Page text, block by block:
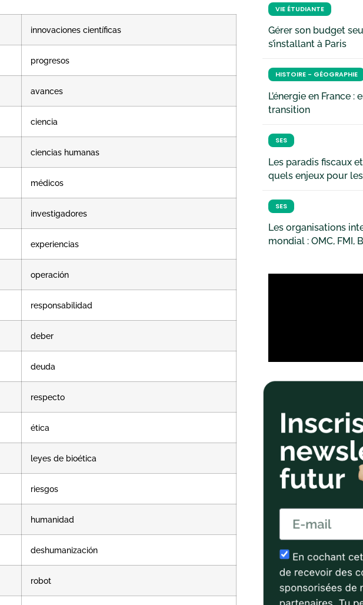
innovaciones científicas
progresos
avances
ciencia
ciencias humanas
médicos
investigadores
experiencias
operación
responsabilidad
deber
deuda
respecto
ética
leyes de bioética
riesgos
humanidad
deshumanización
robot
VIE ÉTUDIANTE
Gérer son budget
s’installant à Paris
HISTOIRE - GÉOGRAPHIE
L’énergie en France :
transition
SES
Les paradis fiscaux
quels enjeux pour
SES
Les organisations
mondial : OMC, FMI,